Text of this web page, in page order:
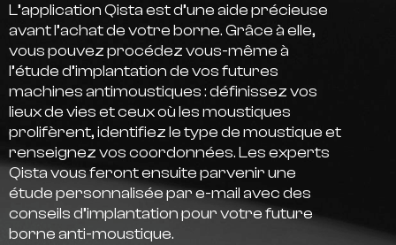
L’application Qista est d’une aide précieuse
avant l’achat de votre borne. Grâce à elle,
vous pouvez procédez vous-même à
l’étude d’implantation de vos futures
machines antimoustiques : définissez vos
lieux de vies et ceux où les moustiques
prolifèrent, identifiez le type de moustique et
renseignez vos coordonnées. Les experts
Qista vous feront ensuite parvenir une
étude personnalisée par e-mail avec des
conseils d’implantation pour votre future
borne anti-moustique.